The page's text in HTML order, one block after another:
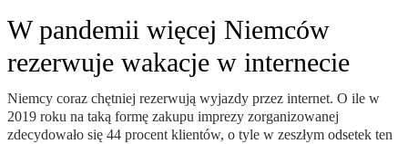
W pandemii więcej Niemców
rezerwuje wakacje w internecie
Niemcy coraz chętniej rezerwują wyjazdy przez internet. O ile w
2019 roku na taką formę zakupu imprezy zorganizowanej
zdecydowało się 44 procent klientów, o tyle w zeszłym odsetek ten